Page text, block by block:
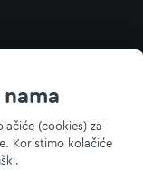
(cookies) za
Koristimo kolačiće